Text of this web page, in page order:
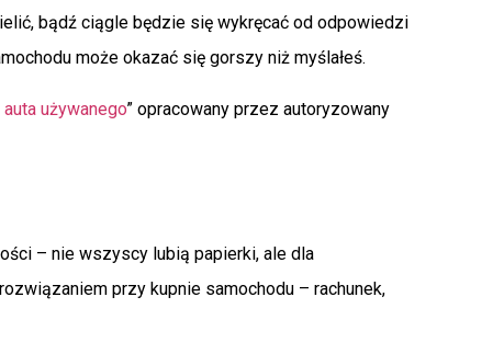
bądź ciągle będzie się wykręcać od odpowiedzi
może okazać się gorszy niż myślałeś.
auta używanego” opracowany przez autoryzowany
– nie wszyscy lubią papierki, ale dla
przy kupnie samochodu – rachunek,